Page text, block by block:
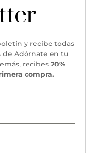
y recibe todas
de Adórnate en tu
recibes 20%
compra.